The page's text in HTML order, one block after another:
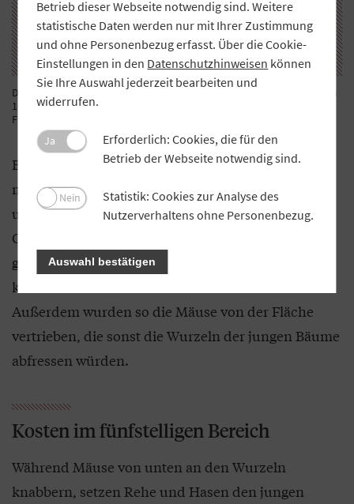
Der neue Wald der VR-Bank Landsberg-Ammersee entsteht auf einem
1,2 Hektar großen Grundstück etwa einen Kilometer östlich von
Finning im Landkreis Landsberg am Lech.
Bevor die ersten Bäume gepflanzt werden konnten,
musste die Bank einen Aufforstungsplan erstellen
und beim AELF einreichen. Zudem wurde die
Grasnarbe umgebrochen, damit die Setzlinge
genügend Licht bekommen und nicht innerhalb
kürzester Zeit vom Gras überwuchert werden.
Außerdem wurden so die Mäuse von der Fläche
vertrieben, die sonst die Wurzeln der jungen Bäume
abfressen würden.
Kosten im fünfstelligen Bereich
Während Mäuse von unten an den Wurzeln
knabbern, setzen Rehe und Hasen den jungen
Betrieb dieser Webseite notwendig sind. Weitere
statistische Daten werden nur mit Ihrer Zustimmung
und ohne Personenbezug erfasst. Über die Cookie-
Einstellungen in den Datenschutzhinweisen können
Sie Ihre Auswahl jederzeit bearbeiten und
widerrufen.
Ja
Erforderlich: Cookies, die für den
Betrieb der Webseite notwendig sind.
Nein
Statistik: Cookies zur Analyse des
Nutzerverhaltens ohne Personenbezug.
Auswahl bestätigen